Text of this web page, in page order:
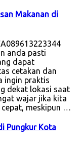
Makanan di
anda pasti
dapat
cetakan dan
ingin praktis
dekat lokasi saat
wajar jika kita
cepat, meskipun …
Pungkur Kota